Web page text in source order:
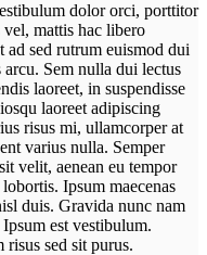
dolor orci, porttitor
vel, mattis hac libero
sed rutrum euismod dui
Sem nulla dui lectus
laoreet, in suspendisse
laoreet adipiscing
risus mi, ullamcorper at
varius nulla. Semper
velit, aenean eu tempor
Ipsum maecenas
duis. Gravida nunc nam
est vestibulum.
sed sit purus.